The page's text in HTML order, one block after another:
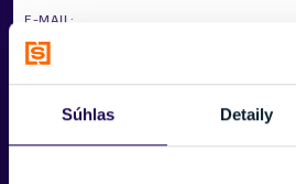
Súhlas Detaily
E-MAIL:
TELEFÓNNE ČÍSLO: